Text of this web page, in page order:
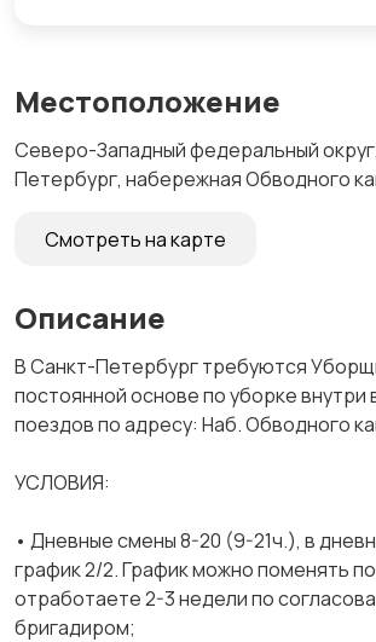
Местоположение
Северо-Западный федеральный
Петербург, набережная Обводного
Смотреть на карте
Описание
В Санкт-Петербург требуются
постоянной основе по уборке внутри
поездов по адресу: Наб. Обводного
УСЛОВИЯ:
• Дневные смены 8-20 (9-21ч.), в
график 2/2. График можно поменять
отработаете 2-3 недели по
бригадиром;